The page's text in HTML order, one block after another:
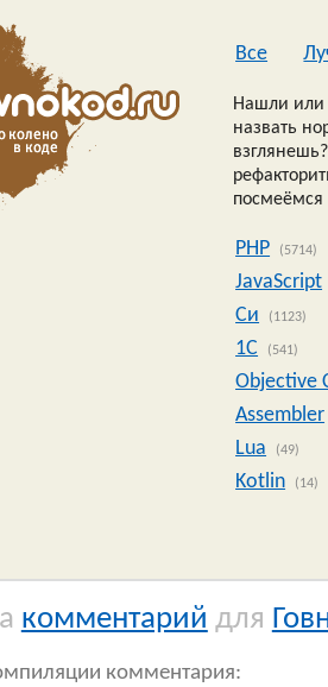
Все
Нашли или
назвать
посмеёмся
PHP (5714)
JavaScript
Си
(1123)
1C (541)
Objective
Assembler
Lua
(49)
Kotlin (14)
комментарий для
комментария: